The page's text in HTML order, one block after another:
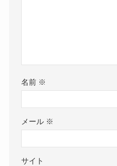
名前 ※
メール ※
サイト